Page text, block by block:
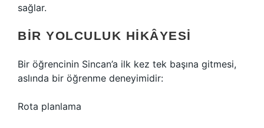
sağlar.
BIR YOLCULUK HIKÂYESI
Bir öğrencinin Sincan’a ilk kez tek başına gitmesi,
aslında bir öğrenme deneyimidir:
Rota planlama